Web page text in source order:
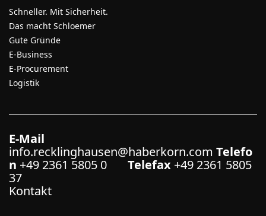
Schneller. Mit Sicherheit.
Das macht Schloemer
Gute Gründe
E-Business
E-Procurement
Logistik
E-Mail
info.recklinghausen@haberkorn.com Telefo
n +49 2361 5805 0 Telefax +49 2361 5805
37
Kontakt